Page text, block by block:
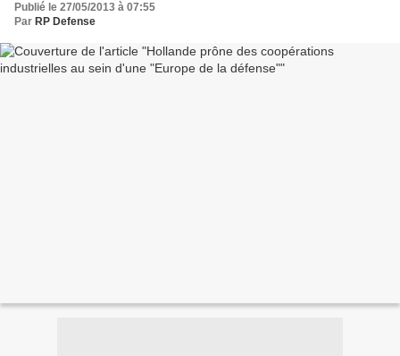
Publié le 27/05/2013 à 07:55
Par RP Defense